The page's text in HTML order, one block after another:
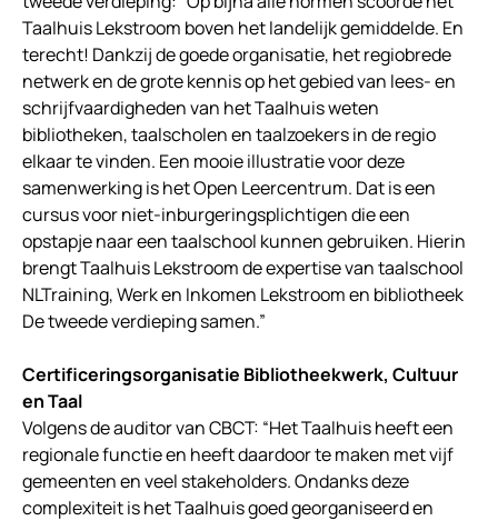
Taalhuis Lekstroom boven het landelijk gemiddelde. En
terecht! Dankzij de goede organisatie, het regiobrede
netwerk en de grote kennis op het gebied van lees- en
schrijfvaardigheden van het Taalhuis weten
bibliotheken, taalscholen en taalzoekers in de regio
elkaar te vinden. Een mooie illustratie voor deze
samenwerking is het Open Leercentrum. Dat is een
cursus voor niet-inburgeringsplichtigen die een
opstapje naar een taalschool kunnen gebruiken. Hierin
brengt Taalhuis Lekstroom de expertise van taalschool
NLTraining, Werk en Inkomen Lekstroom en bibliotheek
De tweede verdieping samen.”
Certificeringsorganisatie Bibliotheekwerk, Cultuur
en Taal
Volgens de auditor van CBCT: “Het Taalhuis heeft een
regionale functie en heeft daardoor te maken met vijf
gemeenten en veel stakeholders. Ondanks deze
complexiteit is het Taalhuis goed georganiseerd en